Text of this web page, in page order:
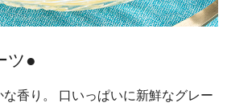
ツ●
香り。 口いっぱいに新鮮なグレー